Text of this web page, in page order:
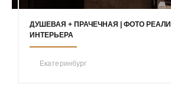
ДУШЕВАЯ + ПРАЧЕЧНАЯ | ФОТО
ИНТЕРЬЕРА
Екатеринбург